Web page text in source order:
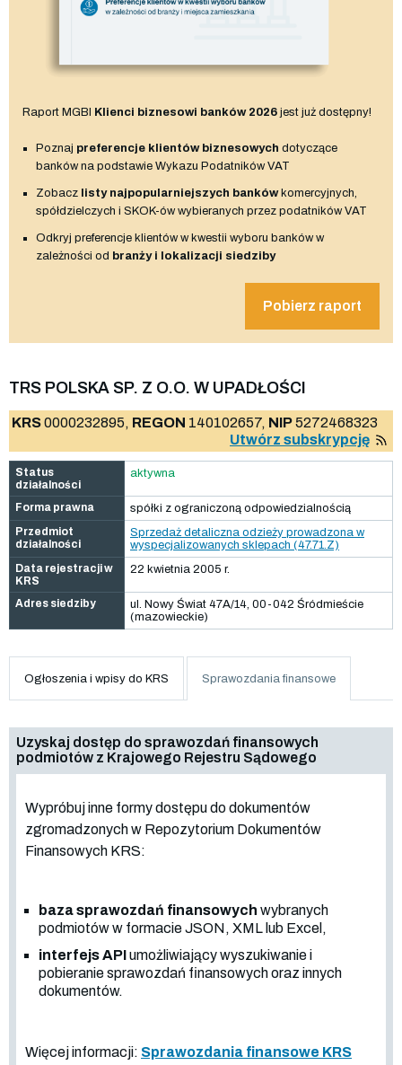
Raport MGBI Klienci biznesowi banków 2026 jest już dostępny!
Poznaj preferencje klientów biznesowych dotyczące
banków na podstawie Wykazu Podatników VAT
Zobacz listy najpopularniejszych bankówkomercyjnych,
spółdzielczych i SKOK-ów wybieranych przez podatników VAT
Odkryj preferencje klientów w kwestii wyboru banków w
zależności od branży i lokalizacji siedziby
Pobierz raport
TRS POLSKA SP. Z O.O. W UPADŁOŚCI
KRS0000232895, REGON 140102657, NIP5272468323
Utwórz subskrypcję
Status
działalności
aktywna
Forma prawna
spółki z ograniczoną odpowiedzialnością
Przedmiot
działalności
Sprzedaż detaliczna odzieży prowadzona w
wyspecjalizowanych sklepach (47.71.Z)
Data rejestracji w
KRS
22 kwietnia 2005 r.
Adres siedziby
ul. Nowy Świat 47A/14, 00-042 Śródmieście
(mazowieckie)
Ogłoszenia i wpisy do KRS Sprawozdania finansowe
Uzyskaj dostęp do sprawozdań finansowych
podmiotów z Krajowego Rejestru Sądowego
Wypróbuj inne formy dostępu do dokumentów
zgromadzonych w Repozytorium Dokumentów
Finansowych KRS:
baza sprawozdań finansowych wybranych
podmiotów w formacie JSON, XML lub Excel,
interfejs APIumożliwiający wyszukiwanie i
pobieranie sprawozdań finansowych oraz innych
dokumentów.
Więcej informacji: Sprawozdania finansowe KRS